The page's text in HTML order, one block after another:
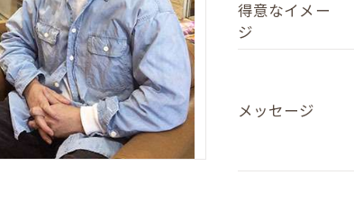
得意なイメー
ジ
メッセージ